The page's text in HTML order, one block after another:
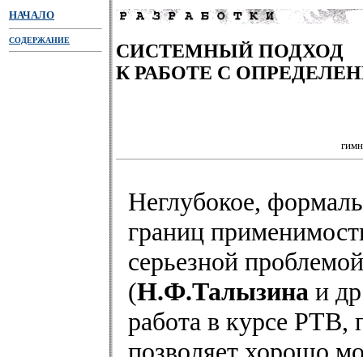
НАЧАЛО
СОДЕРЖАНИЕ
СИСТЕМНЫЙ ПОДХОД
К РАБОТЕ С
Неглубокое,
границ
серьезной
(Н.Ф.Талызина и
работа в курсе РТВ,